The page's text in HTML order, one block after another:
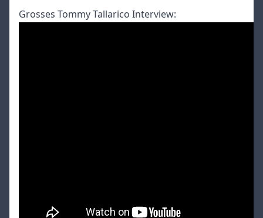
Grosses Tommy Tallarico Interview: